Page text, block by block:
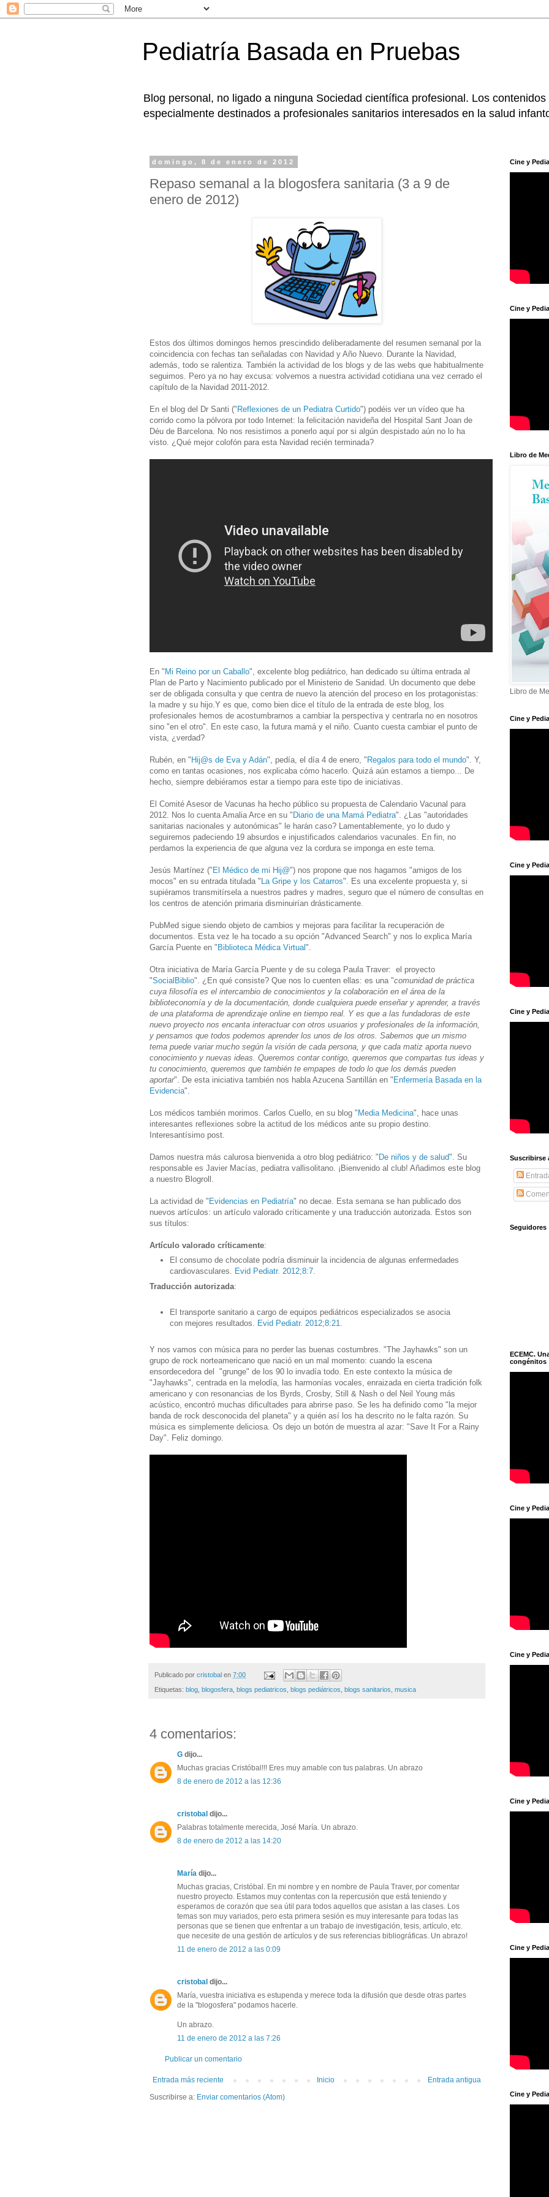
Pediatría Basada en Pruebas
Blog personal, no ligado a ninguna Sociedad científica profesional. Los
especialmente destinados a profesionales sanitarios interesados en la salud
domingo, 8 de enero de 2012
Repaso semanal a la blogosfera sanitaria (3 a 9 de
enero de 2012)
Estos dos últimos domingos hemos prescindido deliberadamente del resumen semanal por la
coincidencia con fechas tan señaladas con Navidad y Año Nuevo. Durante la Navidad,
además, todo se ralentiza. También la actividad de los blogs y de las webs que habitualmente
seguimos. Pero ya no hay excusa: volvemos a nuestra actividad cotidiana una vez cerrado el
capítulo de la Navidad 2011-2012.
En el blog del Dr Santi ("Reflexiones de un Pediatra Curtido") podéis ver un vídeo que ha
corrido como la pólvora por todo Internet: la felicitación navideña del Hospital Sant Joan de
Déu de Barcelona. No nos resistimos a ponerlo aquí por si algún despistado aún no lo ha
visto. ¿Qué mejor colofón para esta Navidad recién terminada?
En "Mi Reino por un Caballo", excelente blog pediátrico, han dedicado su última entrada al
Plan de Parto y Nacimiento publicado por el Ministerio de Sanidad. Un documento que debe
ser de obligada consulta y que centra de nuevo la atención del proceso en los protagonistas:
la madre y su hijo.Y es que, como bien dice el título de la entrada de este blog, los
profesionales hemos de acostumbrarnos a cambiar la perspectiva y centrarla no en nosotros
sino "en el otro". En este caso, la futura mamá y el niño. Cuanto cuesta cambiar el punto de
vista, ¿verdad?
Rubén, en "Hij@s de Eva y Adán", pedía, el día 4 de enero, "Regalos para todo el mundo". Y,
como en tantas ocasiones, nos explicaba cómo hacerlo. Quizá aún estamos a tiempo... De
hecho, siempre debiéramos estar a tiempo para este tipo de iniciativas.
El Comité Asesor de Vacunas ha hecho público su propuesta de Calendario Vacunal para
2012. Nos lo cuenta Amalia Arce en su "Diario de una Mamá Pediatra". ¿Las "autoridades
sanitarias nacionales y autonómicas" le harán caso? Lamentablemente, yo lo dudo y
seguiremos padeciendo 19 absurdos e injustificados calendarios vacunales. En fin, no
perdamos la experiencia de que alguna vez la cordura se imponga en este tema.
Jesús Martínez ("El Médico de mi Hij@") nos propone que nos hagamos "amigos de los
mocos" en su entrada titulada "La Gripe y los Catarros". Es una excelente propuesta y, si
supiéramos transmitírsela a nuestros padres y madres, seguro que el número de consultas en
los centros de atención primaria disminuirían drásticamente.
PubMed sigue siendo objeto de cambios y mejoras para facilitar la recuperación de
documentos. Esta vez le ha tocado a su opción "Advanced Search" y nos lo explica María
García Puente en "Biblioteca Médica Virtual".
Otra iniciativa de María García Puente y de su colega Paula Traver: el proyecto
"SocialBiblio". ¿En qué consiste? Que nos lo cuenten ellas: es una "comunidad de práctica
cuya filosofía es el intercambio de conocimientos y la colaboración en el área de la
biblioteconomía y de la documentación, donde cualquiera puede enseñar y aprender, a través
de una plataforma de aprendizaje online en tiempo real. Y es que a las fundadoras de este
nuevo proyecto nos encanta interactuar con otros usuarios y profesionales de la información,
y pensamos que todos podemos aprender los unos de los otros. Sabemos que un mismo
tema puede variar mucho según la visión de cada persona, y que cada matiz aporta nuevo
conocimiento y nuevas ideas. Queremos contar contigo, queremos que compartas tus ideas y
tu conocimiento, queremos que también te empapes de todo lo que los demás pueden
aportar". De esta iniciativa también nos habla Azucena Santillán en "Enfermería Basada en la
Evidencia".
Los médicos también morimos. Carlos Cuello, en su blog "Media Medicina", hace unas
interesantes reflexiones sobre la actitud de los médicos ante su propio destino.
Interesantísimo post.
Damos nuestra más calurosa bienvenida a otro blog pediátrico: "De niños y de salud". Su
responsable es Javier Macías, pediatra vallisolitano. ¡Bienvenido al club! Añadimos este blog
a nuestro Blogroll.
La actividad de "Evidencias en Pediatría" no decae. Esta semana se han publicado dos
nuevos artículos: un artículo valorado críticamente y una traducción autorizada. Estos son
sus títulos:
Artículo valorado críticamente:
El consumo de chocolate podría disminuir la incidencia de algunas enfermedades
cardiovasculares. Evid Pediatr. 2012;8:7.
Traducción autorizada:
El transporte sanitario a cargo de equipos pediátricos especializados se asocia
con mejores resultados. Evid Pediatr. 2012;8:21.
Y nos vamos con música para no perder las buenas costumbres. "The Jayhawks" son un
grupo de rock norteamericano que nació en un mal momento: cuando la escena
ensordecedora del "grunge" de los 90 lo invadía todo. En este contexto la música de
"Jayhawks", centrada en la melodía, las harmonías vocales, enraizada en cierta tradición folk
americano y con resonancias de los Byrds, Crosby, Still & Nash o del Neil Young más
acústico, encontró muchas dificultades para abrirse paso. Se les ha definido como "la mejor
banda de rock desconocida del planeta" y a quién así los ha descrito no le falta razón. Su
música es simplemente deliciosa. Os dejo un botón de muestra al azar: "Save It For a Rainy
Day". Feliz domingo.
Publicado por cristobal en 7:00
Etiquetas: blog, blogosfera, blogs pediatricos, blogs pediátricos, blogs sanitarios, musica
4 comentarios:
G dijo...
Muchas gracias Cristóbal!!! Eres muy amable con tus palabras. Un abrazo
8 de enero de 2012 a las 12:36
cristobal dijo...
Palabras totalmente merecida, José María. Un abrazo.
8 de enero de 2012 a las 14:20
María dijo...
Muchas gracias, Cristóbal. En mi nombre y en nombre de Paula Traver, por comentar
nuestro proyecto. Estamos muy contentas con la repercusión que está teniendo y
esperamos de corazón que sea útil para todos aquellos que asistan a las clases. Los
temas son muy variados, pero esta primera sesión es muy interesante para todas las
personas que se tienen que enfrentar a un trabajo de investigación, tesis, artículo, etc.
que necesite de una gestión de artículos y de sus referencias bibliográficas. Un abrazo!
11 de enero de 2012 a las 0:09
cristobal dijo...
María, vuestra iniciativa es estupenda y merece toda la difusión que desde otras partes
de la "blogosfera" podamos hacerle.
Un abrazo.
11 de enero de 2012 a las 7:26
Publicar un comentario
Entrada más reciente Entrada antigua
Inicio
Suscribirse a: Enviar comentarios (Atom)
Cine y
Cine y
Libro de
Libro de
Cine y
Cine y
Cine y
Suscribirse
Seguidores
ECEMC.
congénitos
Cine y
Cine y
Cine y
Cine y
Cine y